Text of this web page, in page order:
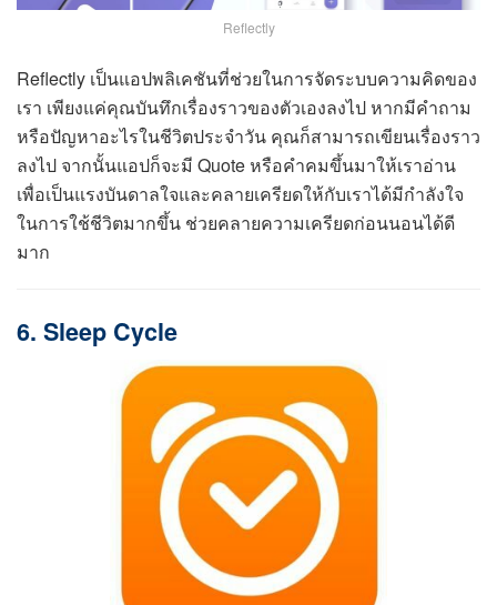
Reflectly
Reflectly เป็นแอปพลิเคชันที่ช่วยในการจัดระบบความคิดของ
เรา เพียงแค่คุณบันทึกเรื่องราวของตัวเองลงไป หากมีคำถาม
หรือปัญหาอะไรในชีวิตประจำวัน คุณก็สามารถเขียนเรื่องราว
ลงไป จากนั้นแอปก็จะมี Quote หรือคำคมขึ้นมาให้เราอ่าน
เพื่อเป็นแรงบันดาลใจและคลายเครียดให้กับเราได้มีกำลังใจ
ในการใช้ชีวิตมากขึ้น ช่วยคลายความเครียดก่อนนอนได้ดี
มาก
6. Sleep Cycle